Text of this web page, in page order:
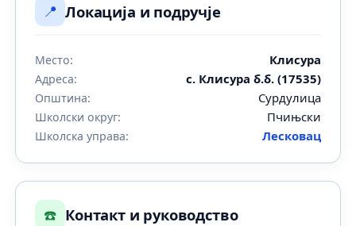
📍 Локација и подручје
Место: Клисура
Адреса: с. Клисура б.б. (17535)
Општина: Сурдулица
Школски округ: Пчињски
Школска управа: Лесковац
☎️ Контакт и руководство